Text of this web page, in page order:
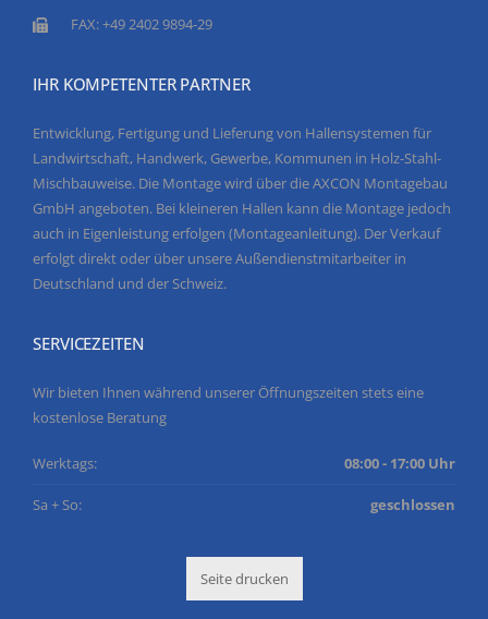
FAX: +49 2402 9894-29
IHR KOMPETENTER PARTNER
Entwicklung, Fertigung und Lieferung von Hallensystemen für
Landwirtschaft, Handwerk, Gewerbe, Kommunen in Holz-Stahl-
Mischbauweise. Die Montage wird über die AXCON Montagebau
GmbH angeboten. Bei kleineren Hallen kann die Montage jedoch
auch in Eigenleistung erfolgen (Montageanleitung). Der Verkauf
erfolgt direkt oder über unsere Außendienstmitarbeiter in
Deutschland und der Schweiz.
SERVICEZEITEN
Wir bieten Ihnen während unserer Öffnungszeiten stets eine
kostenlose Beratung
Werktags: 08:00 - 17:00 Uhr
Sa + So: geschlossen
Seite drucken